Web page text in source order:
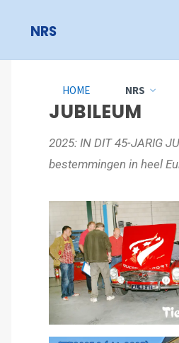
NRS
HOME NRS
JUBILEUM
JUBILEUM
2025: IN DIT 45-JARIG
bestemmingen in heel